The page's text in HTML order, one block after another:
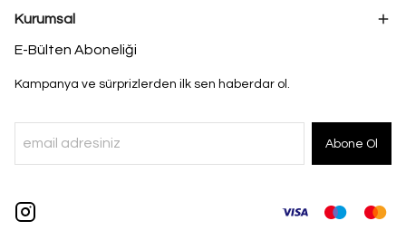
Kurumsal
E-Bülten Aboneliği
Kampanya ve sürprizlerden ilk sen haberdar ol.
Abone Ol